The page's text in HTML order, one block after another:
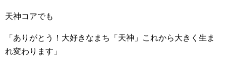
天神コアでも
「ありがとう！大好きなまち「天神」これから大きく生ま
れ変わります」